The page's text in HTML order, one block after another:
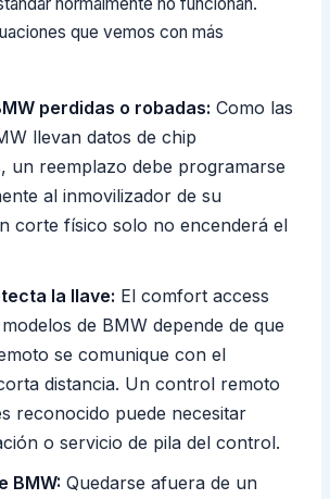
que vemos con más
perdidas o robadas: Como las
llevan datos de chip
un reemplazo debe programarse
al inmovilizador de su
corte físico solo no encenderá el
la llave: El comfort access
de BMW depende de que
se comunique con el
distancia. Un control remoto
reconocido puede necesitar
o servicio de pila del control.
BMW: Quedarse afuera de un